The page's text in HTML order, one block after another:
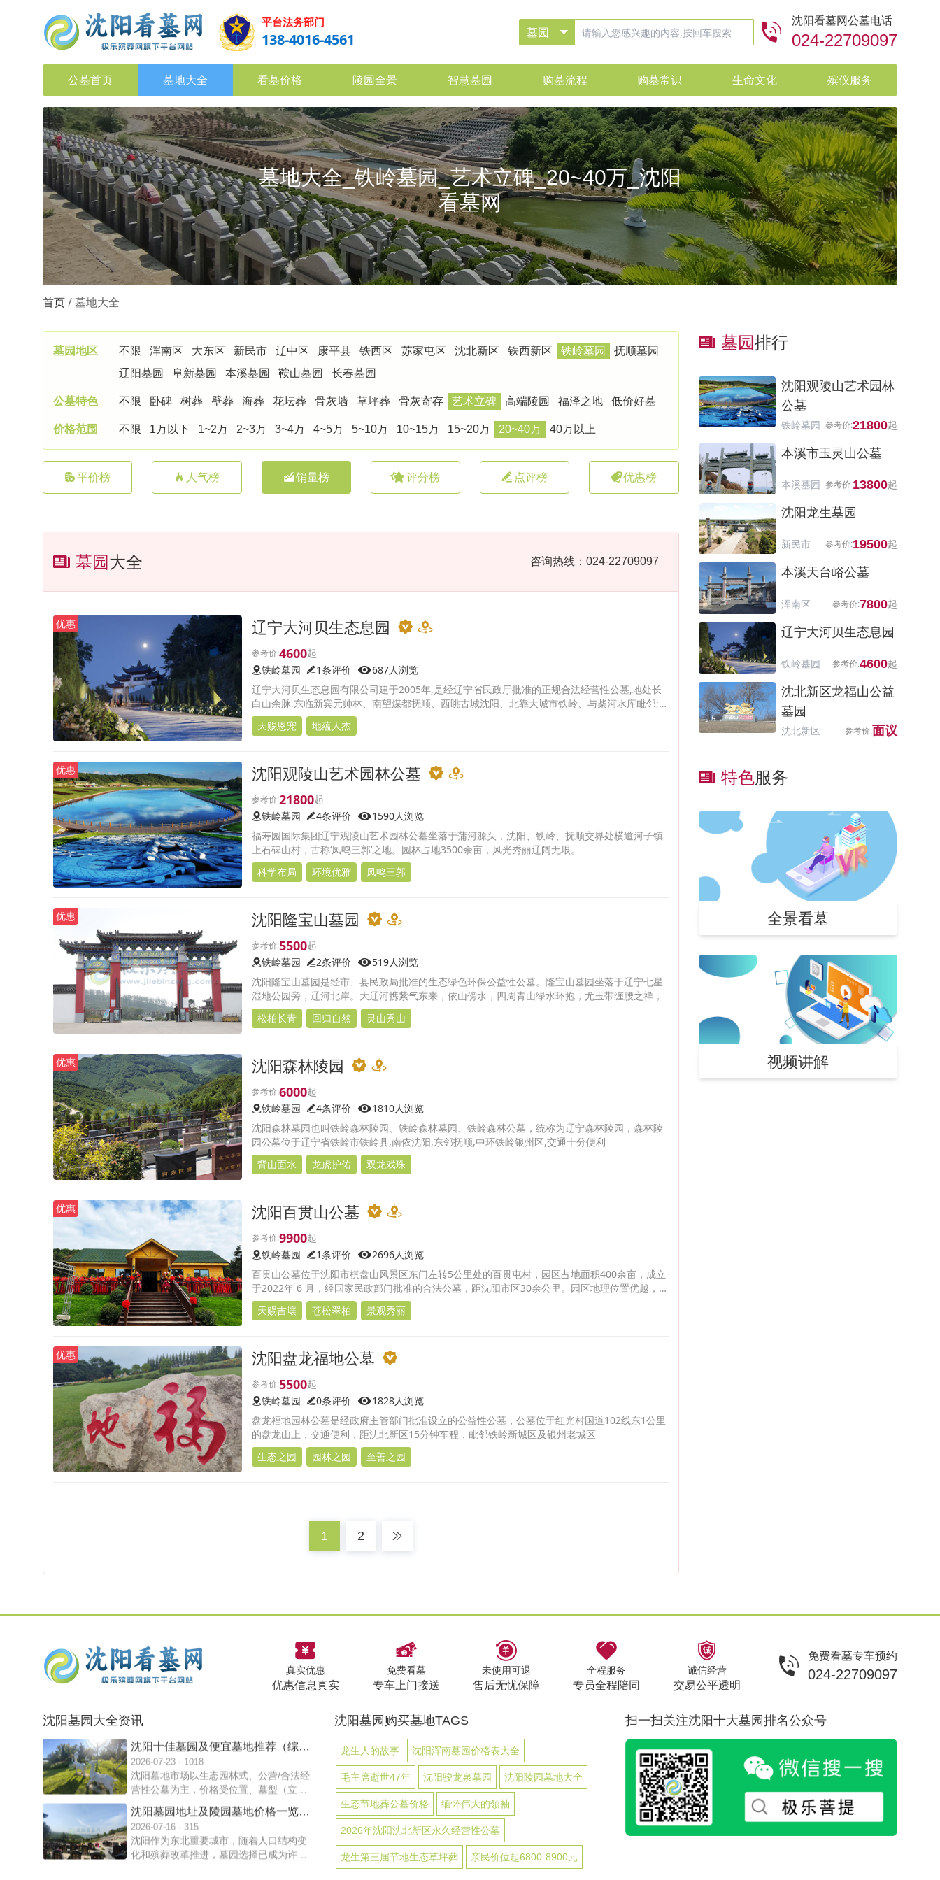
平台法务部门
138-4016-4561
沈阳看墓网公墓电话
024-22709097
公墓首页 墓地大全 看墓价格 陵园全景 智慧墓园 购墓流程 购墓常识 生命文化 殡仪服务
墓地大全_铁岭墓园_艺术立碑_20~40万_沈阳
看墓网
首页 墓地大全
墓园地区 不限 浑南区 大东区 新民市 辽中区 康平县 铁西区 苏家屯区 沈北新区 铁西新区 铁岭墓园
抚顺墓园
辽阳墓园
阜新墓园 本溪墓园 鞍山墓园 长春墓园
公墓特色 不限 卧碑 树葬 壁葬 海葬 花坛葬 骨灰墙 草坪葬 骨灰寄存 艺术立碑 高端陵园 福泽之地 低价好墓
价格范围 不限 1万以下 1~2万 2~3万 3~4万 4~5万 5~10万 10~15万 15~20万 20~40万 40万以上
平价榜 人气榜 销量榜 评分榜 点评榜 优惠榜
墓园大全 咨询热线：024-22709097
优惠 辽宁大河贝生态息园
4600
铁岭墓园 1条评价
687人浏览
辽宁大河贝生态息园有限公司建于2005年,是经辽宁省民政厅批准的正规合法经营性公墓,地处长
白山余脉,东临新宾元帅林、南望煤都抚顺、西眺古城沈阳、北靠大城市铁岭、与柴河水库毗邻;
真山真水,风景秀丽,被评
天赐恩宠 地蕴人杰
优惠 沈阳观陵山艺术园林公墓
21800
铁岭墓园 4条评价
1590人浏览
福寿园国际集团辽宁观陵山艺术园林公墓坐落于蒲河源头，沈阳、铁岭、抚顺交界处横道河子镇
上石碑山村，古称‘凤鸣三郭’之地。园林占地3500余亩，风光秀丽辽阔无垠。
科学布局
环境优雅 凤鸣三郭
优惠 沈阳隆宝山墓园
5500
铁岭墓园 2条评价
519人浏览
沈阳隆宝山墓园是经市、县民政局批准的生态绿色环保公益性公墓。隆宝山墓园坐落于辽宁七星
湿地公园旁，辽河北岸。大辽河携紫气东来，依山傍水，四周青山绿水环抱，尤玉带缠腰之祥，
松柏长青
回归自然 灵山秀山
优惠 沈阳森林陵园
6000
铁岭墓园 4条评价
1810人浏览
沈阳森林墓园也叫铁岭森林陵园、铁岭森林墓园、铁岭森林公墓，统称为辽宁森林陵园，森林陵
园公墓位于辽宁省铁岭市铁岭县,南依沈阳,东邻抚顺,中环铁岭银州区,交通十分便利
背山面水
龙虎护佑 双龙戏珠
优惠 沈阳百贯山公墓
9900
铁岭墓园 1条评价
2696人浏览
百贯山公墓位于沈阳市棋盘山风景区东门左转5公里处的百贯屯村，园区占地面积400余亩，成立
于2022年 6 月，经国家民政部门批准的合法公墓，距沈阳市区30余公里。园区地理位置优越，
毗邻沈阳棋盘山风景区
天赐吉壤 苍松翠柏 景观秀丽
优惠 沈阳盘龙福地公墓
5500
铁岭墓园 0条评价
1828人浏览
盘龙福地园林公墓是经政府主管部门批准设立的公益性公墓，公墓位于红光村国道102线东1公里
的盘龙山上，交通便利，距沈北新区15分钟车程，毗邻铁岭新城区及银州老城区
生态之园
园林之园 至善之园
1 2
墓园排行
沈阳观陵山艺术园林
公墓
铁岭墓园
21800
本溪市玉灵山公墓
本溪墓园
13800
沈阳龙生墓园
新民市
19500
本溪天台峪公墓
浑南区
7800
辽宁大河贝生态息园
铁岭墓园
4600
沈北新区龙福山公益
墓园
沈北新区 面议
特色服务
全景看墓
视频讲解
真实优惠
优惠信息真实
免费看墓
专车上门接送
未使用可退
售后无忧保障
全程服务
专员全程陪同
诚信经营
交易公平透明
免费看墓专车预约
024-22709097
沈阳墓园大全资讯
2026沈阳墓园选购全指南：正规公墓
和殡葬理念升级，越来越多家庭开始提前
规划寿穴或为长辈选购安息之地。选择沈
阳公墓是一项关系情感寄托、家族传承和
长期祭扫的重要事务。
沈阳十佳墓园及便宜墓地推荐（综合
口碑、环境、价格，2025-2026年参
考数据）
2026-07-23 · 1018
沈阳墓地市场以生态园林式、公营/合法经
营性公墓为主，价格受位置、墓型（立
碑、生态葬、壁葬等）、面积和配套影
响。一般普通立碑墓起价1-3万元，生态/
节地葬更便宜（几千元起），高端可达数
万至十万+。
沈阳墓园地址及陵园墓地价格一览测
评（2026新参考）
2026-07-16 · 315
沈阳作为东北重要城市，随着人口结构变
化和殡葬改革推进，墓园选择已成为许多
沈阳墓园购买墓地TAGS
龙生人的故事 沈阳浑南墓园价格表大全
毛主席逝世47年 沈阳骏龙泉墓园 沈阳陵园墓地大全
生态节地葬公墓价格 缅怀伟大的领袖
2026年沈阳沈北新区永久经营性公墓
龙生第三届节地生态草坪葬 亲民价位起6800-8900元
扫一扫关注沈阳十大墓园排名公众号